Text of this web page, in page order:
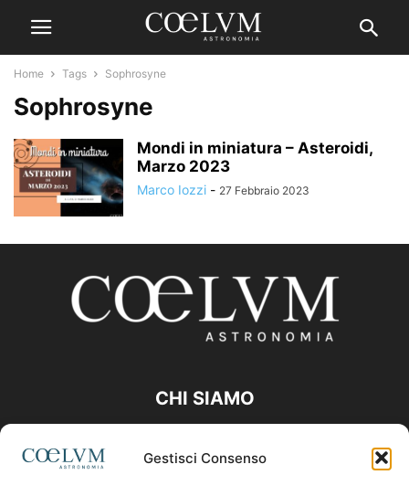
Gestisci Consenso
Home Tags Sophrosyne
Sophrosyne
Mondi in miniatura – Asteroidi,
Marzo 2023
Marco Iozzi - 27 Febbraio 2023
CHI SIAMO
Contattaci:coelumastro@coelum.com